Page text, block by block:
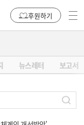
후원하기
뉴스레터 보고서